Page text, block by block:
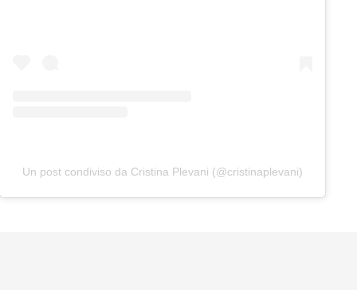
Un post condiviso da Cristina Plevani (@cristinaplevani)